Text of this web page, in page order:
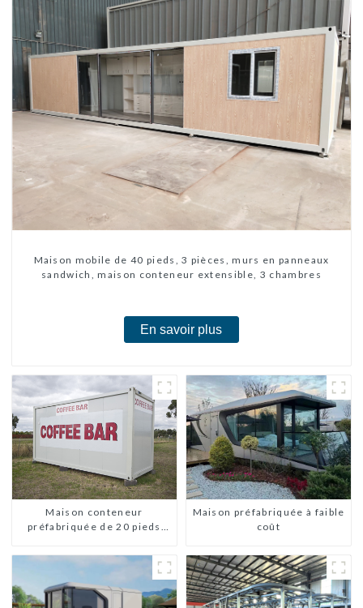
Maison mobile de 40 pieds, 3 pièces, murs en panneaux
sandwich, maison conteneur extensible, 3 chambres
En savoir plus
Maison conteneur
préfabriquée de 20 pieds
mobiles chinoises
modernes à 2 chambres
Maison préfabriquée à faible
coût